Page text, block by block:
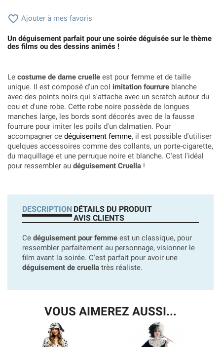
 Ajouter à mes favoris
Un déguisement parfait pour une soirée déguisée sur le thème
des films ou des dessins animés !
Le costume de dame cruelle est pour femme et de taille
unique. Il est composé d'un col imitation fourrure blanche
avec des points noirs qui s'attache avec un scratch autour du
cou et d'une robe. Cette robe noire possède de longues
manches large, les bords sont décorés avec de la fausse
fourrure pour imiter les poils d'un dalmatien. Pour
accompagner ce déguisement femme, il est possible d'utiliser
quelques accessoires comme des collants, un porte-cigarette,
du maquillage et une perruque noire et blanche. C'est l'idéal
pour ressembler au déguisement Cruella !
DESCRIPTION DÉTAILS DU PRODUIT
AVIS CLIENTS
Ce déguisement pour femme est un classique, pour
ressembler parfaitement au personnage, visionner le
film avant la soirée. C'est parfait pour avoir une
déguisement de cruella très réaliste.
VOUS AIMEREZ AUSSI...